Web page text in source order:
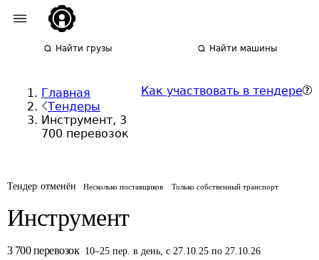
Найти грузы Найти машины
Главная
Тендеры
Инструмент, 3
700 перевозок
Как участвовать в тендере
Тендер отменён Несколько поставщиков Только собственный транспорт
Инструмент
3 700 перевозок 10–25 пер. в день,с 27.10.25 по 27.10.26